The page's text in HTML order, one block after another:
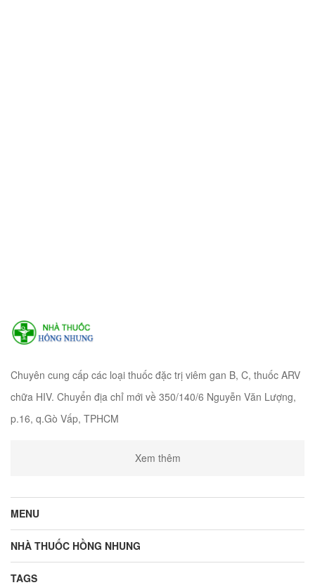
Chuyên cung cấp các loại thuốc đặc trị viêm gan B, C, thuốc ARV
chữa HIV. Chuyển địa chỉ mới về 350/140/6 Nguyễn Văn Lượng,
p.16, q.Gò Vấp, TPHCM
Xem thêm
MENU
NHÀ THUỐC HỒNG NHUNG
TAGS